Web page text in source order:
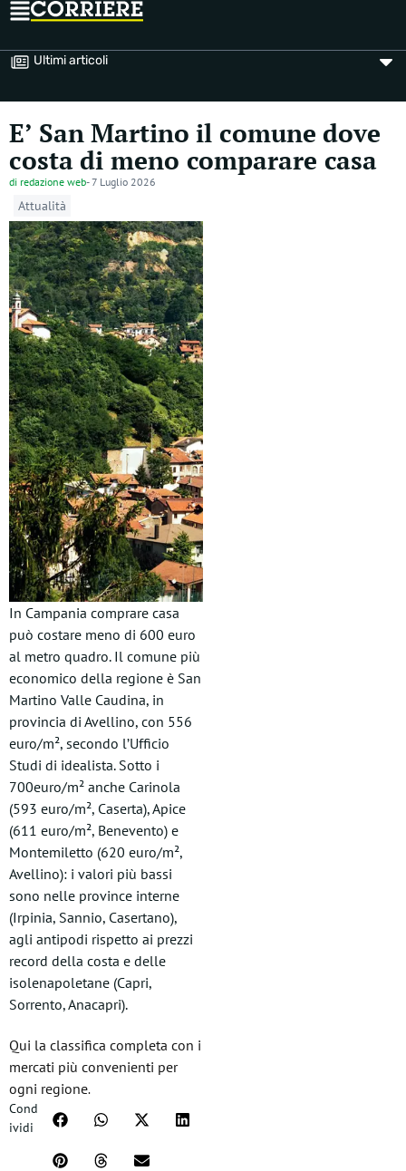
Ultimi articoli
E’ San Martino il comune dove
costa di meno comparare casa
di redazione web-7 Luglio 2026
Attualità
In Campania comprare casa
può costare meno di 600 euro
al metro quadro. Il comune più
economico della regione è San
Martino Valle Caudina, in
provincia di Avellino, con 556
euro/m², secondo l’Ufficio
Studi di idealista. Sotto i
700euro/m² anche Carinola
(593 euro/m², Caserta), Apice
(611 euro/m², Benevento) e
Montemiletto (620 euro/m²,
Avellino): i valori più bassi
sono nelle province interne
(Irpinia, Sannio, Casertano),
agli antipodi rispetto ai prezzi
record della costa e delle
isolenapoletane (Capri,
Sorrento, Anacapri).
Qui la classifica completa con i
mercati più convenienti per
ogni regione.
Cond
ividi